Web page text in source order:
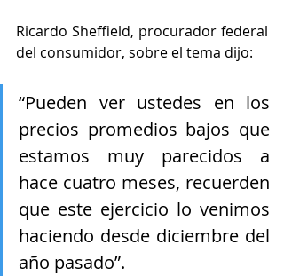
Ricardo Sheffield, procurador federal
del consumidor, sobre el tema dijo:
“Pueden ver ustedes en los
precios promedios bajos que
estamos muy parecidos a
hace cuatro meses, recuerden
que este ejercicio lo venimos
haciendo desde diciembre del
año pasado”.